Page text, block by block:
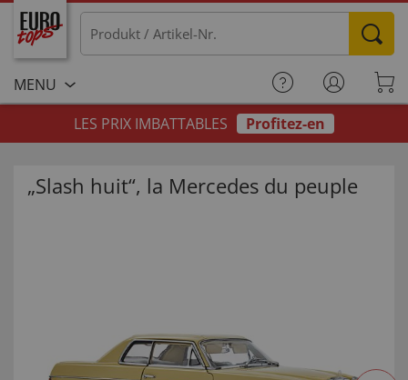
MENU
LES PRIX IMBATTABLES
Profitez-en
„Slash huit“, la Mercedes du peuple